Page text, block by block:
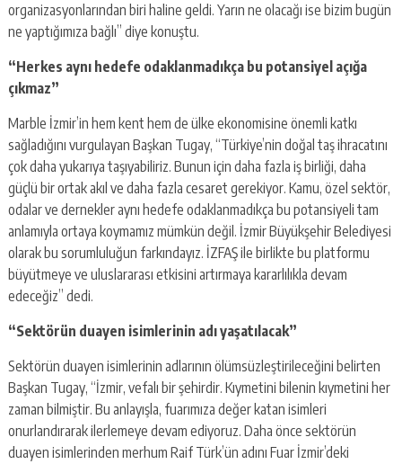
organizasyonlarından biri haline geldi. Yarın ne olacağı ise bizim bugün
ne yaptığımıza bağlı” diye konuştu.
“Herkes aynı hedefe odaklanmadıkça bu potansiyel açığa
çıkmaz”
Marble İzmir’in hem kent hem de ülke ekonomisine önemli katkı
sağladığını vurgulayan Başkan Tugay, “Türkiye’nin doğal taş ihracatını
çok daha yukarıya taşıyabiliriz. Bunun için daha fazla iş birliği, daha
güçlü bir ortak akıl ve daha fazla cesaret gerekiyor. Kamu, özel sektör,
odalar ve dernekler aynı hedefe odaklanmadıkça bu potansiyeli tam
anlamıyla ortaya koymamız mümkün değil. İzmir Büyükşehir Belediyesi
olarak bu sorumluluğun farkındayız. İZFAŞ ile birlikte bu platformu
büyütmeye ve uluslararası etkisini artırmaya kararlılıkla devam
edeceğiz” dedi.
“Sektörün duayen isimlerinin adı yaşatılacak”
Sektörün duayen isimlerinin adlarının ölümsüzleştirileceğini belirten
Başkan Tugay, “İzmir, vefalı bir şehirdir. Kıymetini bilenin kıymetini her
zaman bilmiştir. Bu anlayışla, fuarımıza değer katan isimleri
onurlandırarak ilerlemeye devam ediyoruz. Daha önce sektörün
duayen isimlerinden merhum Raif Türk’ün adını Fuar İzmir’deki